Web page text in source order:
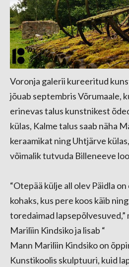
Voronja galerii kureeritud
jõuab septembris Võrumaale,
erinevas talus kunstnikest
külas, Kalme talus saab näha
keraamikat ning Uhtjärve
võimalik tutvuda Billeneeve
“Otepää külje all olev Päidla
kohaks, kus pere koos käib
toredaimad
Mariliin Kindsiko ja lisab “
Mann Mariliin Kindsiko on
Kunstikoolis skulptuuri, kuid